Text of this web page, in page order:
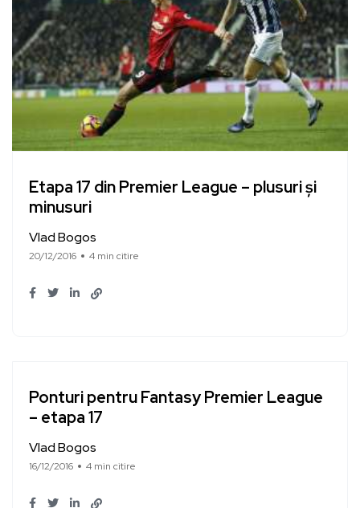
Etapa 17 din Premier League – plusuri și
minusuri
Vlad Bogos
20/12/2016 4 min citire
Ponturi pentru Fantasy Premier League
– etapa 17
Vlad Bogos
16/12/2016 4 min citire